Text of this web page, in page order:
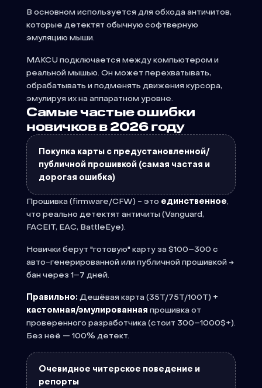
В основном используется для обхода античитов,
которые детектят обычную софтверную
эмуляцию мыши.
MAKCU подключается между компьютером и
реальной мышью. Он может перехватывать,
обрабатывать и подменять движения курсора,
эмулируя их на аппаратном уровне.
Самые частые ошибки
новичков в 2026 году
Покупка карты с предустановленной/
публичной прошивкой (самая частая и
дорогая ошибка)
Прошивка (firmware/CFW) - это единственное,
что реально детектят античиты (Vanguard,
FACEIT, EAC, BattleEye).
Новички берут "готовую" карту за $100–300 с
авто-генерированной или публичной прошивкой →
бан через 1–7 дней.
Правильно:Дешёвая карта (35T/75T/100T) +
кастомная/эмулированная прошивка от
проверенного разработчика (стоит 300–1000$+).
Без неё — 100% детект.
Очевидное читерское поведение и
репорты